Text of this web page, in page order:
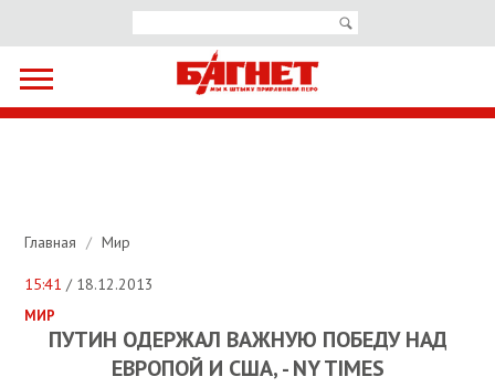
Главная / Мир
15:41 / 18.12.2013
МИР
ПУТИН ОДЕРЖАЛ ВАЖНУЮ ПОБЕДУ НАД
ЕВРОПОЙ И США, - NY TIMES